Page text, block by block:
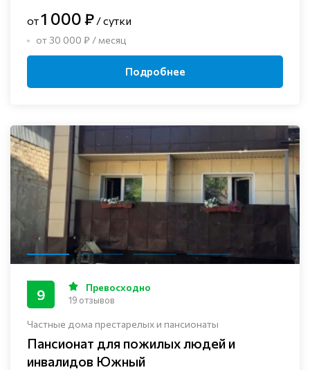
от1 000 ₽ / сутки
от 30 000 ₽ / месяц
Подробнее
Частные дома престарелых и пансионаты
Пансионат для пожилых людей и
инвалидов Южный
9 Превосходно
19 отзывов